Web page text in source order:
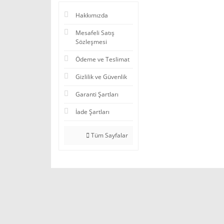
Hakkımızda
Mesafeli Satış
Sözleşmesi
Ödeme ve Teslimat
Gizlilik ve Güvenlik
Garanti Şartları
İade Şartları
Tüm Sayfalar